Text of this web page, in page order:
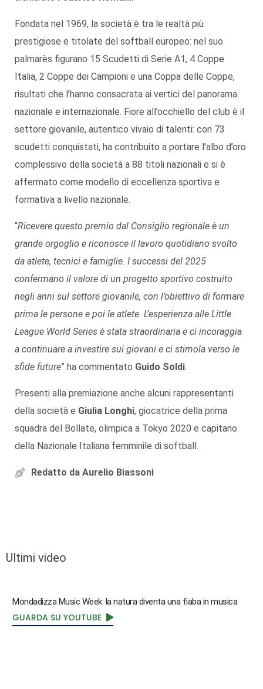
Fondata nel 1969, la società è tra le realtà più
prestigiose e titolate del softball europeo: nel suo
palmarès figurano 15 Scudetti di Serie A1, 4 Coppe
Italia, 2 Coppe dei Campioni e una Coppa delle Coppe,
risultati che l’hanno consacrata ai vertici del panorama
nazionale e internazionale. Fiore all’occhiello del club è il
settore giovanile, autentico vivaio di talenti: con 73
scudetti conquistati, ha contribuito a portare l’albo d’oro
complessivo della società a 88 titoli nazionali e si è
affermato come modello di eccellenza sportiva e
formativa a livello nazionale.
“Ricevere questo premio dal Consiglio regionale è un
grande orgoglio e riconosce il lavoro quotidiano svolto
da atlete, tecnici e famiglie. I successi del 2025
confermano il valore di un progetto sportivo costruito
negli anni sul settore giovanile, con l’obiettivo di formare
prima le persone e poi le atlete. L’esperienza alle Little
League World Series è stata straordinaria e ci incoraggia
a continuare a investire sui giovani e ci stimola verso le
sfide future” ha commentato Guido Soldi.
Presenti alla premiazione anche alcuni rappresentanti
della società e Giulia Longhi, giocatrice della prima
squadra del Bollate, olimpica a Tokyo 2020 e capitano
della Nazionale Italiana femminile di softball.
Redatto da Aurelio Biassoni
Ultimi video
Mondadizza Music Week: la natura diventa una fiaba in musica
GUARDA SU YOUTUBE